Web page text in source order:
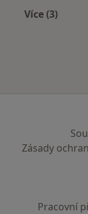
Více (3)
Zásady
Pracovní